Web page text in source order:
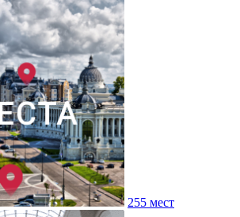
255 мест